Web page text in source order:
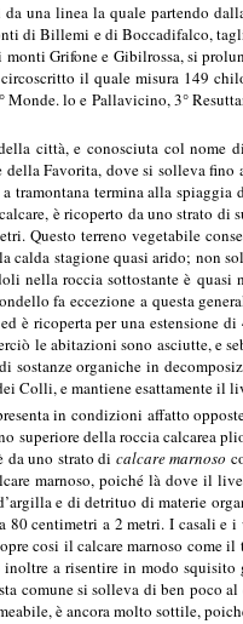
una linea la quale partendo
di Billemi e di Boccadifalco,
Grifone e Gibilrossa, si
il quale misura 149
lo e Pallavicino, 3°
città, e conosciuta col nome di
della Favorita, dove si solleva
termina alla
è ricoperto da uno strato di
Questo terreno vegetabile
calda stagione quasi arido; non
nella roccia sottostante è
fa eccezione a questa
è ricoperta per una
le abitazioni sono asciutte, e
organiche in
Colli, e mantiene esattamente il
in condizioni affatto
superiore della roccia calcarea
da uno strato di calcare marnoso
marnoso, poiché là dove il
e di detrituo di materie
centimetri a 2 metri. I casali
cosi il calcare marnoso come
a risentire in modo
comune si solleva di ben poco
è ancora molto sottile,